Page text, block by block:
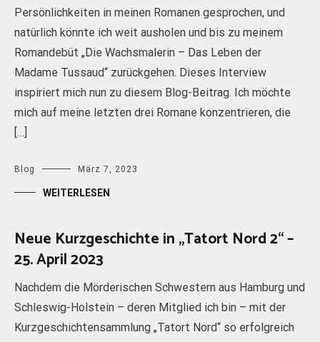
Persönlichkeiten in meinen Romanen gesprochen, und
natürlich könnte ich weit ausholen und bis zu meinem
Romandebüt „Die Wachsmalerin – Das Leben der
Madame Tussaud“ zurückgehen. Dieses Interview
inspiriert mich nun zu diesem Blog-Beitrag. Ich möchte
mich auf meine letzten drei Romane konzentrieren, die
[…]
Blog März 7, 2023
WEITERLESEN
Neue Kurzgeschichte in „Tatort Nord 2“ –
25. April 2023
Nachdem die Mörderischen Schwestern aus Hamburg und
Schleswig-Holstein – deren Mitglied ich bin – mit der
Kurzgeschichtensammlung „Tatort Nord“ so erfolgreich